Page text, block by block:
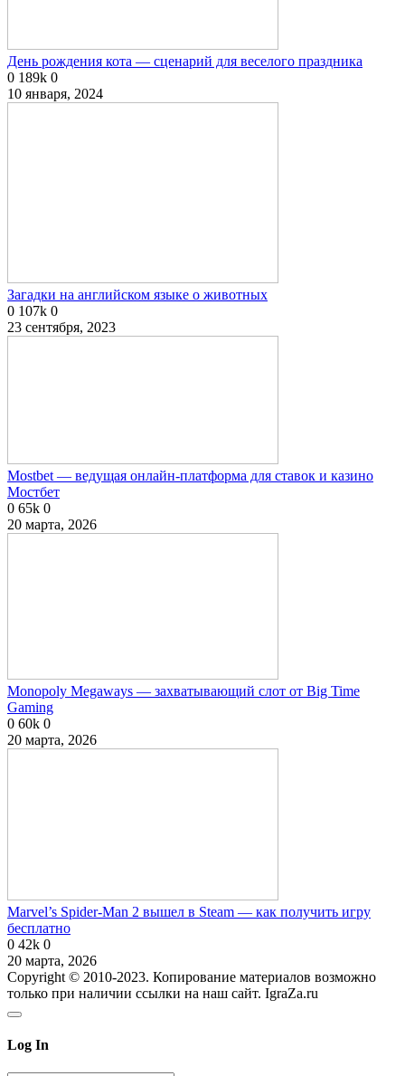
День рождения кота — сценарий для веселого праздника
0 189k 0
10 января, 2024
Загадки на английском языке о животных
0 107k 0
23 сентября, 2023
Mostbet — ведущая онлайн-платформа для ставок и казино
Мостбет
0 65k 0
20 марта, 2026
Monopoly Megaways — захватывающий слот от Big Time
Gaming
0 60k 0
20 марта, 2026
Marvel’s Spider-Man 2 вышел в Steam — как получить игру
бесплатно
0 42k 0
20 марта, 2026
Copyright © 2010-2023. Копирование материалов возможно
только при наличии ссылки на наш сайт. IgraZa.ru
Log In